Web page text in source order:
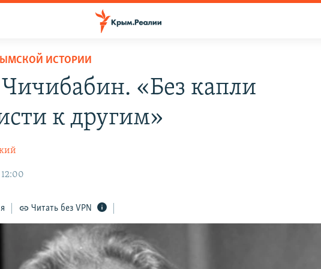
ИСТОРИИ
«Без капли
к другим»
Читать без VPN